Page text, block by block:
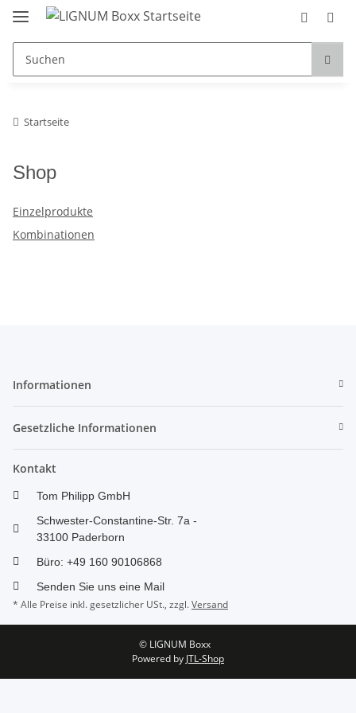
Startseite
Shop
Einzelprodukte
Kombinationen
Informationen
Gesetzliche Informationen
Kontakt
Tom Philipp GmbH
Schwester-Constantine-Str. 7a -
33100 Paderborn
Büro: +49 160 90106868
Senden Sie uns eine Mail
* Alle Preise inkl. gesetzlicher USt., zzgl.Versand
© LIGNUM Boxx
Powered by JTL-Shop